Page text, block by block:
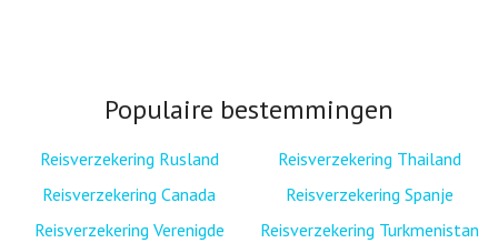
Populaire bestemmingen
Reisverzekering Rusland
Reisverzekering Canada
Reisverzekering Verenigde
Reisverzekering Thailand
Reisverzekering Spanje
Reisverzekering Turkmenistan